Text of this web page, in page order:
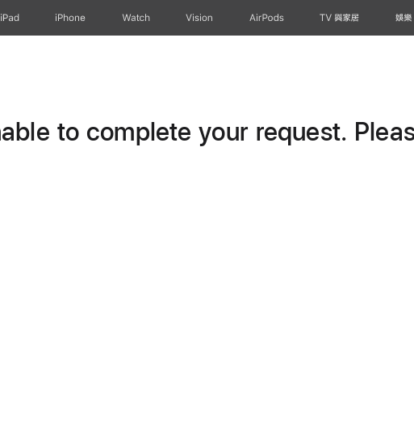
iPad iPhone Watch Vision AirPods TV 與家居 娛樂
to complete your request.